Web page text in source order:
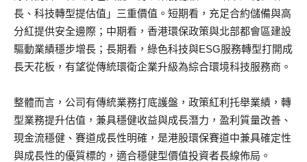
長、科技轉型提估值」三重價值。短期看，充足合約儲備與高
分紅提供安全邊際；中期看，香港環保政策與北部都會區建設
驅動業績穩步增長；長期看，綠色科技與ESG服務轉型打開成
長天花板，有望從傳統環衛企業升級為綜合環境科技服務商。
整體而言，公司有傳統業務打底護盤，政策紅利托舉業績，轉
型業務提升估值，兼具穩健收益與成長潛力，盈利質量改善、
現金流穩健、賽道成長性明確，是港股環保賽道中兼具確定性
與成長性的優質標的，適合穩健型價值投資者長線佈局。